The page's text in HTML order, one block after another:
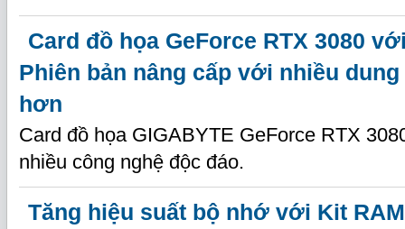
Card đồ họa GeForce RTX 3080
Phiên bản nâng cấp với nhiều
hơn
Card đồ họa GIGABYTE GeForce RTX
nhiều công nghệ độc đáo.
Tăng hiệu suất bộ nhớ với Kit